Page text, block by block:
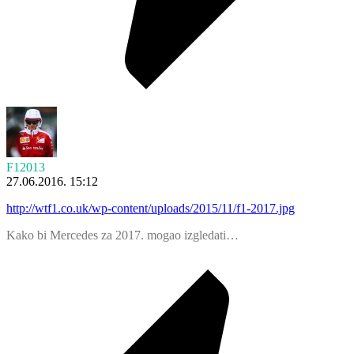
F12013
27.06.2016. 15:12
http://wtf1.co.uk/wp-content/uploads/2015/11/f1-2017.jpg
Kako bi Mercedes za 2017. mogao izgledati…